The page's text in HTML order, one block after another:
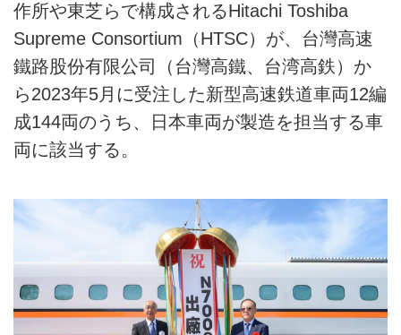
作所や東芝らで構成されるHitachi Toshiba
Supreme Consortium（HTSC）が、台灣高速
鐵路股份有限公司（台灣高鐵、台湾高鉄）か
ら2023年5月に受注した新型高速鉄道車両12編
成144両のうち、日本車両が製造を担当する車
両に該当する。